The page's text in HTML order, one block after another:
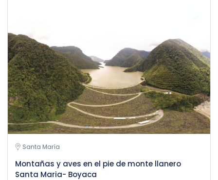
Santa María
Montañas y aves en el pie de monte llanero
Santa Maria- Boyaca